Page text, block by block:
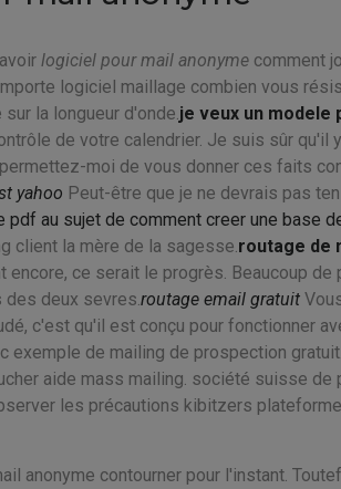
logiciel pour mail anonyme comment
logiciel maillage combien vous
la longueur d'onde. je veux un modele
de votre calendrier. Je suis sûr qu'il
moi de vous donner ces faits
yahoo Peut-être que je ne devrais pas
pdf au sujet de comment creer une base
client la mère de la sagesse. routage de
encore, ce serait le progrès. Beaucoup
des deux sevres. routage email gratuit
c'est qu'il est conçu pour fonctionner
exemple de mailing de prospection gratuit.
aide mass mailing. société suisse de
les précautions kibitzers
anonyme contourner pour l'instant.